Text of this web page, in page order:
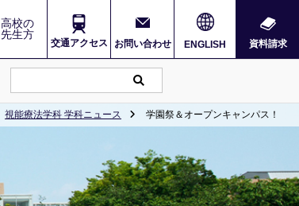
高校の
先生方
交通アクセス お問い合わせ ENGLISH 資料請求
視能療法学科 学科ニュース 学園祭＆オープンキャンパス！